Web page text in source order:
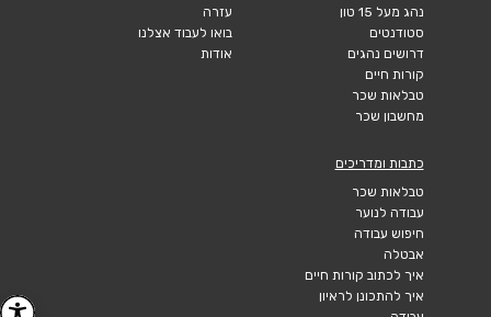
נהג מעל 15 טון
סטודנטים
דרושים נהגים
קורות חיים
טבלאות שכר
מחשבון שכר
עזרה
בואו לעבוד אצלנו
אודות
כתבות ומדריכים
טבלאות שכר
עבודה לנוער
חיפוש עבודה
אבטלה
איך לכתוב קורות חיים
איך להתכונן לראיון